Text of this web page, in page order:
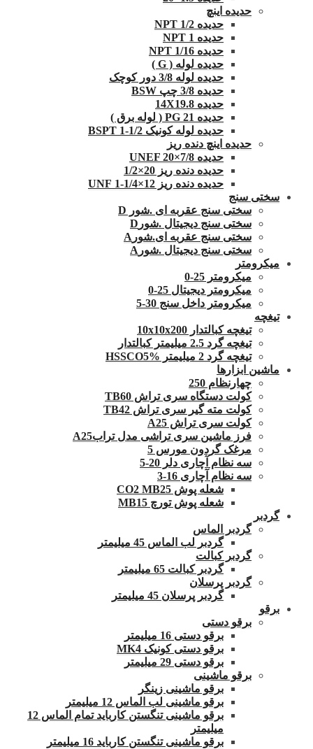
حدیده اینچ
حدیده 1/2 NPT
حدیده NPT 1
حدیده 1/16 NPT
حدیده لوله ( G )
حدیده لوله 3/8 دور کوچک
حدیده 3/8 چپ BSW
حدیده 14X19.8
حدیده 21 PG ( لوله برق )
حدیده لوله کونیک 1/2-1 BSPT
حدیده اینچ دنده ریز
حدیده UNEF 20×7/8
حدیده دنده ریز 20×1/2
حدیده دنده ریز 12×1/4-1 UNF
سختی سنج
سختی سنج عقربه ای .شور D
سختی سنج دیجیتال .شورD
سختی سنج عقربه ای.شورA
سختی سنج دیجیتال .شورA
میکرومتر
میکرومتر 25-0
میکرومتر دیجیتال 25-0
میکرومتر داخل سنج 30-5
تیغچه
تیغچه کبالتدار 10x10x200
تیغچه گرد 2.5 میلیمتر کبالتدار
تیغچه گرد 2 میلیمتر HSSCO5%
ماشین ابزارها
چهارنظام 250
کولت دستگاه سری تراش TB60
کولت مته گیر سری تراش TB42
کولت سری تراش A25
فرز ماشین سری تراشی مدل ترابA25
مرغک گردون مورس 5
سه نظام آچاری دلر 20-5
سه نظام آچاری 16-3
شعله پوش CO2 MB25
شعله پوش تورچ MB15
گردبر
گردبر الماس
گردبر لب الماس 45 میلیمتر
گردبر کبالت
گردبر کبالت 65 میلیمتر
گردبر پرسلان
گردبر پرسلان 45 میلیمتر
برقو
برقو دستی
برقو دستی 16 میلیمتر
برقو دستی کونیک MK4
برقو دستی 29 میلیمتر
برقو ماشینی
برقو ماشینی زینگر
برقو ماشینی لب الماس 12 میلیمتر
برقو ماشینی تنگستن کارباید تمام الماس 12
میلیمتر
برقو ماشینی تنگستن کارباید 16 میلیمتر